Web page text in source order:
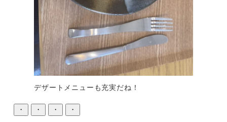
デザートメニューも充実だね！
・ ・ ・ ・